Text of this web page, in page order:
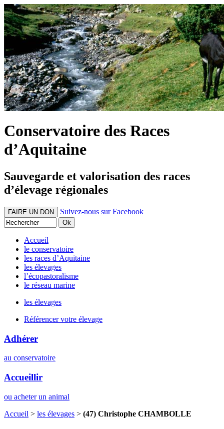
Conservatoire des Races
d’Aquitaine
Sauvegarde et valorisation des races
d’élevage régionales
FAIRE UN DON Suivez-nous sur Facebook
Accueil
le conservatoire
les races d’Aquitaine
les élevages
l’écopastoralisme
le réseau marine
les élevages
Référencer votre élevage
Adhérer
au conservatoire
Accueillir
ou acheter un animal
Accueil > les élevages > (47) Christophe CHAMBOLLE